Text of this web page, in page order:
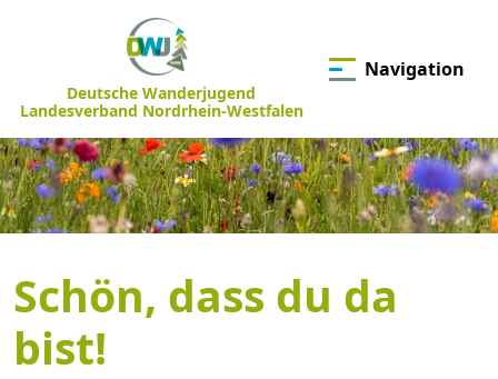
Deutsche Wanderjugend
Landesverband Nordrhein-Westfalen
Navigation
Schön, dass du da
bist!